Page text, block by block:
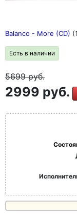
Balanco - More (CD)
Есть в наличии
5699руб.
2999 руб.